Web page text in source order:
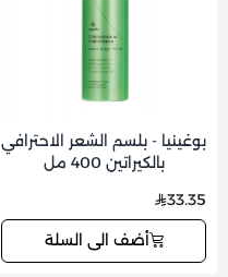
بوغينيا - بلسم الشعر الاحترافي
بالكيراتين 400 مل
33.35
أضف الى السلة